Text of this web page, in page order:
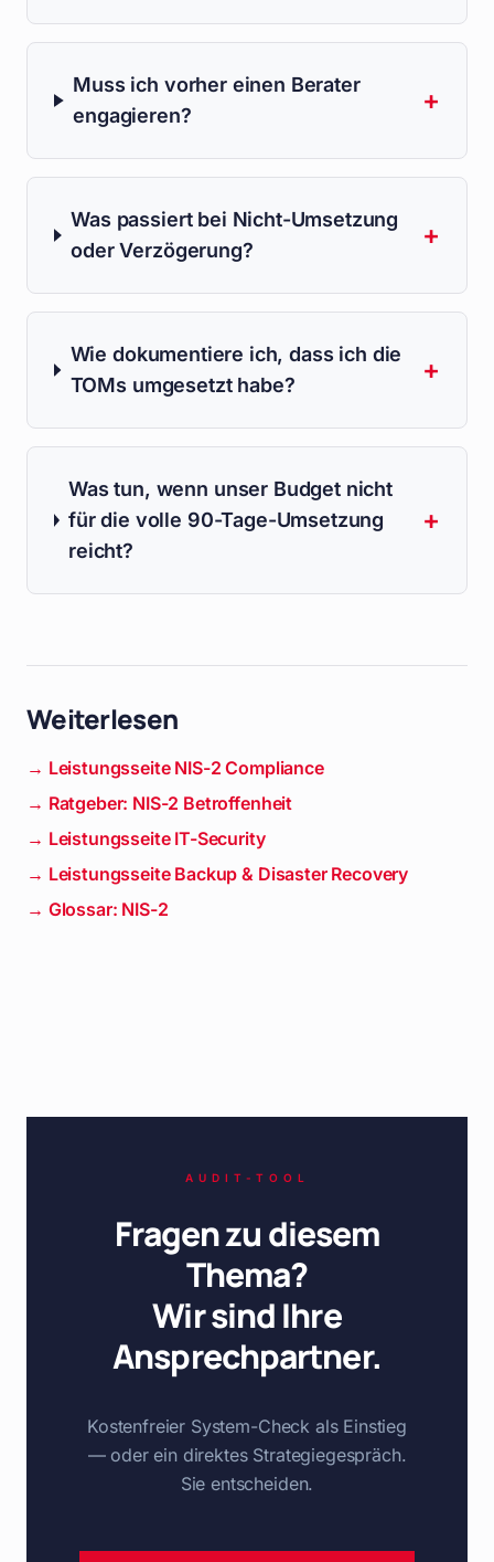
Muss ich vorher einen Berater
engagieren?
+
Was passiert bei Nicht-Umsetzung
oder Verzögerung?
+
Wie dokumentiere ich, dass ich die
TOMs umgesetzt habe?
+
Was tun, wenn unser Budget nicht
für die volle 90-Tage-Umsetzung
reicht?
+
Weiterlesen
→ Leistungsseite NIS-2 Compliance
→ Ratgeber: NIS-2 Betroffenheit
→ Leistungsseite IT-Security
→ Leistungsseite Backup & Disaster Recovery
→ Glossar: NIS-2
AUDIT-TOOL
Fragen zu diesem
Thema?
Wir sind Ihre
Ansprechpartner.
Kostenfreier System-Check als Einstieg
— oder ein direktes Strategiegespräch.
Sie entscheiden.